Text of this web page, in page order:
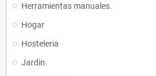
Herramientas manuales.
Hogar
Hosteleria
Jardin